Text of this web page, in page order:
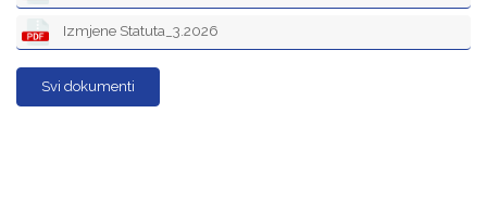
Izmjene Statuta_3.2026
Svi dokumenti